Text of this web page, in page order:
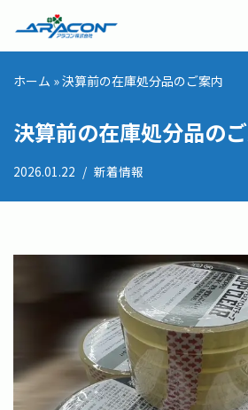
コ
ン
ン
ツ
へ
ホーム »決算前の在庫処分品のご案内
決算前の在庫処分品の
2026.01.22 新着情報